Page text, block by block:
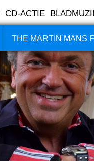
CD-ACTIE
THE MARTIN MANS